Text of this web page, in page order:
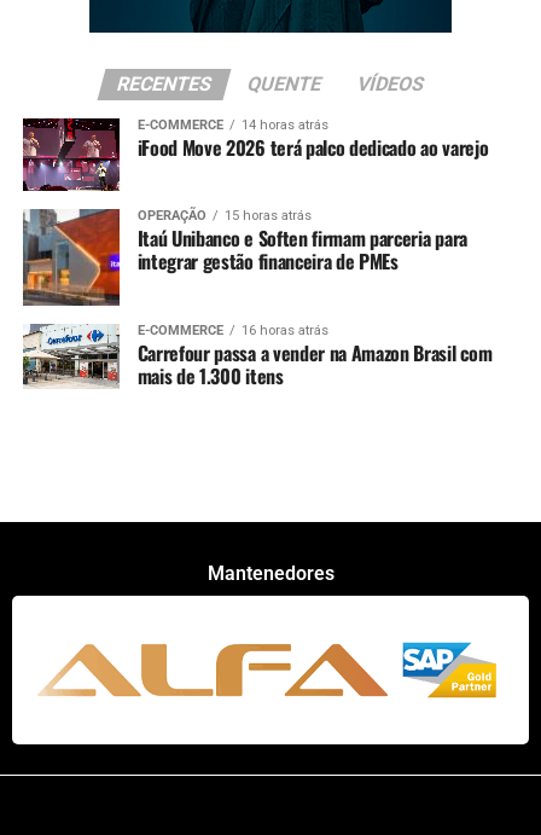
RECENTES QUENTE VÍDEOS
E-COMMERCE 14 horas atrás
iFood Move 2026 terá palco dedicado ao varejo
OPERAÇÃO 15 horas atrás
Itaú Unibanco e Soften firmam parceria para
integrar gestão financeira de PMEs
E-COMMERCE 16 horas atrás
Carrefour passa a vender na Amazon Brasil com
mais de 1.300 itens
Mantenedores